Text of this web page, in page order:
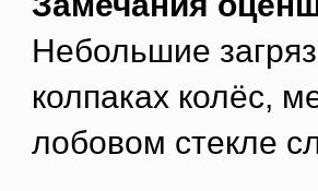
Небольшие
колпаках колёс,
лобовом стекле